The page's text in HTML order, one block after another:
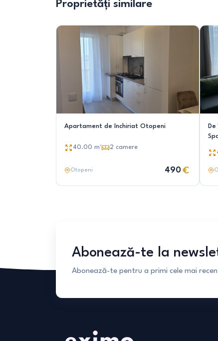
Proprietăți similare
Apartament de închiriat Otopeni
40.00 m² 2 camere
Otopeni 490
Abonează-te la
Abonează-te pentru a primi cele mai